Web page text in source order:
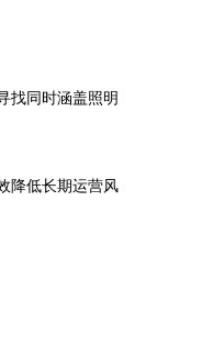
找同时涵盖照明
降低长期运营风